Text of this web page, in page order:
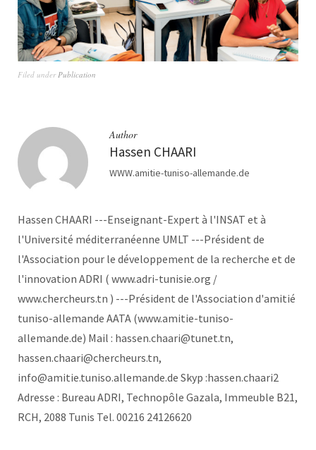
Filed underPublication
Author
Hassen CHAARI
WWW.amitie-tuniso-allemande.de
Hassen CHAARI ---Enseignant-Expert à l'INSAT et à
l'Université méditerranéenne UMLT ---Président de
l'Association pour le développement de la recherche et de
l'innovation ADRI ( www.adri-tunisie.org /
www.chercheurs.tn ) ---Président de l'Association d'amitié
tuniso-allemande AATA (www.amitie-tuniso-
allemande.de) Mail : hassen.chaari@tunet.tn,
hassen.chaari@chercheurs.tn,
info@amitie.tuniso.allemande.de Skyp :hassen.chaari2
Adresse : Bureau ADRI, Technopôle Gazala, Immeuble B21,
RCH, 2088 Tunis Tel. 00216 24126620